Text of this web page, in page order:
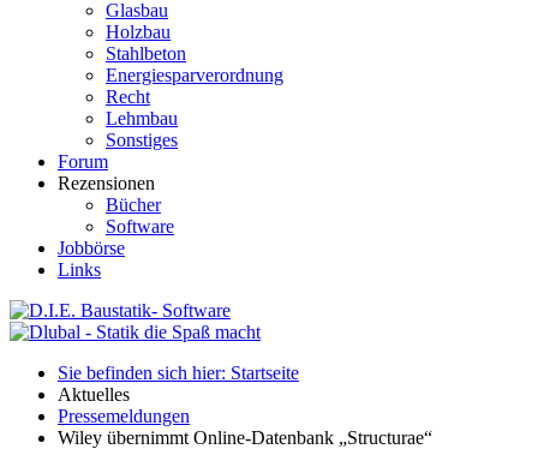
Glasbau
Holzbau
Stahlbeton
Energiesparverordnung
Recht
Lehmbau
Sonstiges
Forum
Rezensionen
Bücher
Software
Jobbörse
Links
Sie befinden sich hier: Startseite
Aktuelles
Pressemeldungen
Wiley übernimmt Online-Datenbank „Structurae“